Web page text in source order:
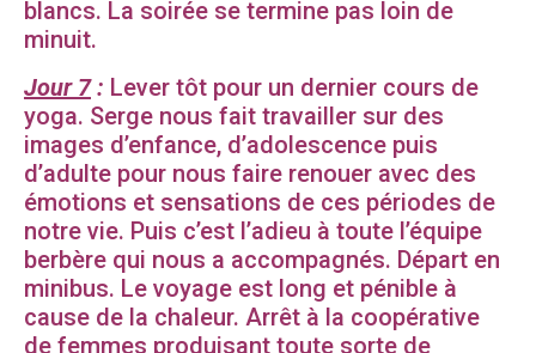
blancs. La soirée se termine pas loin de
minuit.
Jour 7: Lever tôt pour un dernier cours de
yoga. Serge nous fait travailler sur des
images d’enfance, d’adolescence puis
d’adulte pour nous faire renouer avec des
émotions et sensations de ces périodes de
notre vie. Puis c’est l’adieu à toute l’équipe
berbère qui nous a accompagnés. Départ en
minibus. Le voyage est long et pénible à
cause de la chaleur. Arrêt à la coopérative
de femmes produisant toute sorte de